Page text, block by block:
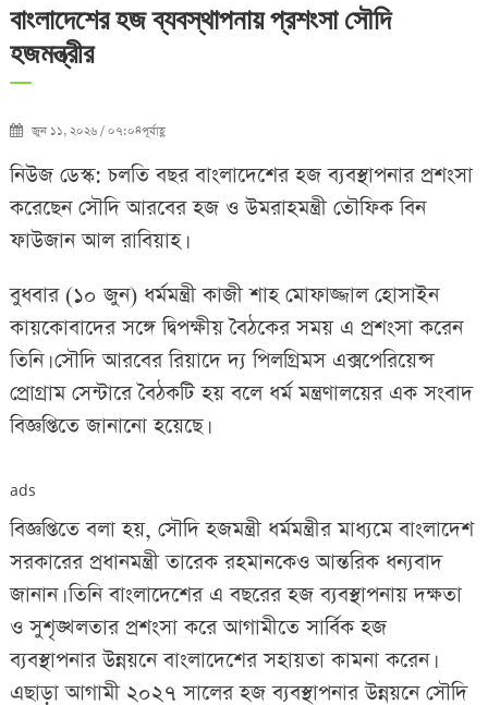
বাংলাদেশের হজ ব্যবস্থাপনায় প্রশংসা সৌদি
হজমন্ত্রীর
জুন ১১, ২০২৬ / ০৭:০৪পূর্বাহ্ণ
নিউজ ডেস্ক: চলতি বছর বাংলাদেশের হজ ব্যবস্থাপনার প্রশংসা
করেছেন সৌদি আরবের হজ ও উমরাহমন্ত্রী তৌফিক বিন
ফাউজান আল রাবিয়াহ।
বুধবার (১০ জুন) ধর্মমন্ত্রী কাজী শাহ মোফাজ্জাল হোসাইন
কায়কোবাদের সঙ্গে দ্বিপক্ষীয় বৈঠকের সময় এ প্রশংসা করেন
তিনি। সৌদি আরবের রিয়াদে দ্য পিলগ্রিমস এক্সপেরিয়েন্স
প্রোগ্রাম সেন্টারে‌ বৈঠকটি হয় বলে ধর্ম মন্ত্রণালয়ের এক সংবাদ
বিজ্ঞপ্তিতে জানানো হয়েছে।
ads
বিজ্ঞপ্তিতে বলা হয়, সৌদি হজমন্ত্রী ধর্মমন্ত্রীর মাধ্যমে বাংলাদেশ
সরকারের প্রধানমন্ত্রী তারেক রহমানকেও আন্তরিক ধন্যবাদ
জানান। তিনি বাংলাদেশের এ বছরের হজ ব্যবস্থাপনায় দক্ষতা
ও সুশৃঙ্খলতার প্রশংসা করে আগামীতে সার্বিক হজ
ব্যবস্থাপনার উন্নয়নে বাংলাদেশের সহায়তা কামনা করেন।
এছাড়া আগামী ২০২৭ সালের হজ ব্যবস্থাপনার উন্নয়নে সৌদি